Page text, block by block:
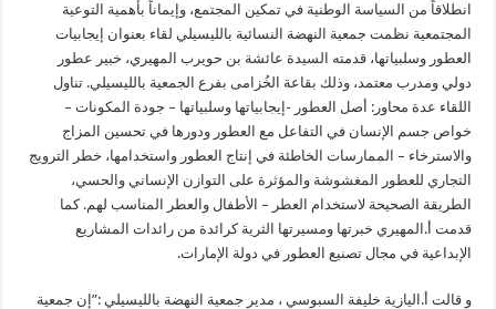
بالليسيلي
تقدم
ومضات
في
إيجابيات
العطور
وسلبياتها
مغلقة
انطلاقاً من السياسة الوطنية في تمكين المجتمع، وإيماناً بأهمية التوعية
المجتمعية نظمت جمعية النهضة النسائية بالليسيلي لقاء بعنوان إيجابيات
العطور وسلبياتها، قدمته السيدة عائشة بن حويرب المهيري، خبير عطور
دولي ومدرب معتمد، وذلك بقاعة الخُزامى بفرع الجمعية بالليسيلي. تناول
اللقاء عدة محاور: أصل العطور -إيجابياتها وسلبياتها – جودة المكونات –
خواص جسم الإنسان في التفاعل مع العطور ودورها في تحسين المزاج
والاسترخاء – الممارسات الخاطئة في إنتاج العطور واستخدامها، خطر الترويج
التجاري للعطور المغشوشة والمؤثرة على التوازن الإنساني والحسي،
الطريقة الصحيحة لاستخدام العطر – الأطفال والعطر المناسب لهم. كما
قدمت أ.المهيري خبرتها ومسيرتها الثرية كرائدة من رائدات المشاريع
الإبداعية في مجال تصنيع العطور في دولة الإمارات.
و قالت أ.اليازية خليفة السبوسي ، مدير جمعية النهضة بالليسيلي :”إن جمعية